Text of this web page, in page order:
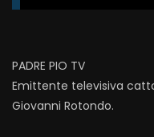
PADRE PIO TV
Emittente televisiva
Giovanni Rotondo.